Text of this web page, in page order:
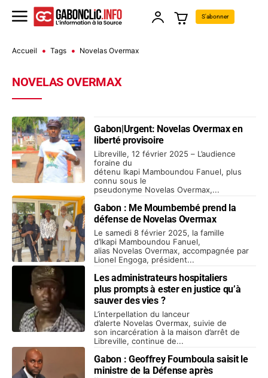
S'abonner
Accueil Tags Novelas Overmax
NOVELAS OVERMAX
Gabon|Urgent: Novelas Overmax en
liberté provisoire
Libreville, 12 février 2025 – L’audience
foraine du
détenu Ikapi Mamboundou Fanuel, plus
connu sous le
pseudonyme Novelas Overmax,...
Gabon : Me Moumbembé prend la
défense de Novelas Overmax
Le samedi 8 février 2025, la famille
d’Ikapi Mamboundou Fanuel,
alias Novelas Overmax, accompagnée par
Lionel Engoga, président...
Les administrateurs hospitaliers
plus prompts à ester en justice qu’à
sauver des vies ?
L’interpellation du lanceur
d’alerte Novelas Overmax, suivie de
son incarcération à la maison d’arrêt de
Libreville, continue de...
Gabon : Geoffrey Foumboula saisit le
ministre de la Défense après